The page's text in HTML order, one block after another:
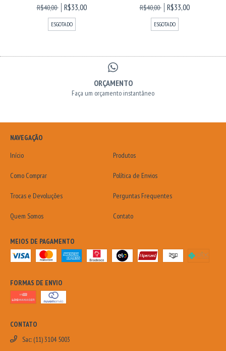
R$40,00
R$33,00
ESGOTADO
R$40,00
R$33,00
ESGOTADO
ORÇAMENTO
Faça um orçamento instantâneo
NAVEGAÇÃO
Início
Produtos
Como Comprar Política de Envios
Trocas e Devoluções Perguntas Frequentes
Quem Somos Contato
MEIOS DE PAGAMENTO
FORMAS DE ENVIO
CONTATO
Sac: (11) 3104 5003